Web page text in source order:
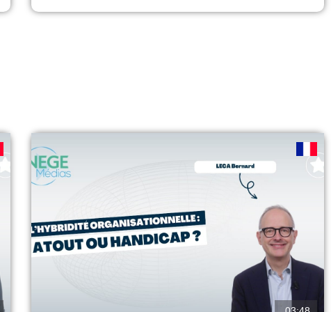
et de l’intelligence artificielle, les modèles traditionnels